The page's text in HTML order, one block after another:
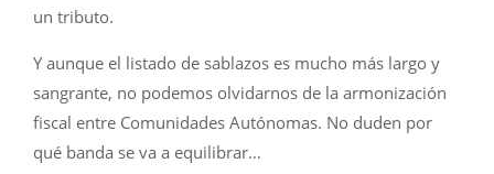
un tributo.
Y aunque el listado de sablazos es mucho más largo y
sangrante, no podemos olvidarnos de la armonización
fiscal entre Comunidades Autónomas. No duden por
qué banda se va a equilibrar…